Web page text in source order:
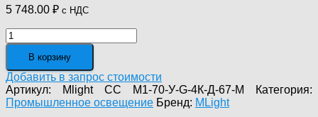
5 748.00 ₽ с НДС
Количество
товара
«Модуль
СТРИТ»,
универсальный
М-1,
70
В корзину
Добавить в запрос стоимости
Артикул:
Mlight СС М1-70-У-G-4К-Д-67-M
Категория:
Промышленное освещение Бренд: MLight